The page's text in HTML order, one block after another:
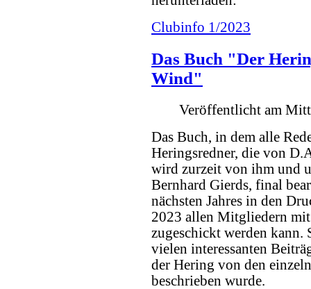
Clubinfo 1/2023
Das Buch "Der
Wind"
Veröffentlicht am
Das Buch, in dem alle
Heringsredner, die von
wird zurzeit von ihm und
Bernhard Gierds, final
nächsten Jahres in den
2023 allen Mitgliedern
zugeschickt werden kann.
vielen interessanten
der Hering von den
beschrieben wurde.